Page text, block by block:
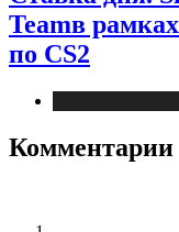
Teamв
по CS2
Комментарии